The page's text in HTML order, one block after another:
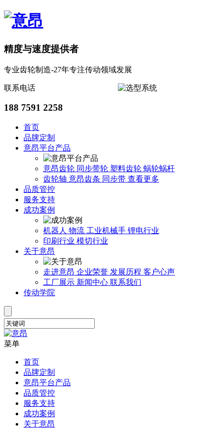
精度与速度提供者
专业齿轮制造-27年专注传动领域发展
联系电话
188 7591 2258
首页
品牌定制
意昂平台产品
意昂齿轮 同步带轮 塑料齿轮 蜗轮蜗杆
齿轮轴 意昂齿条 同步带 查看更多
品质管控
服务支持
成功案例
机器人 物流 工业机械手 锂电行业
印刷行业 模切行业
关于意昂
走进意昂 企业荣誉 发展历程 客户心声
工厂展示 新闻中心 联系我们
传动学院
菜单
首页
品牌定制
意昂平台产品
品质管控
服务支持
成功案例
关于意昂